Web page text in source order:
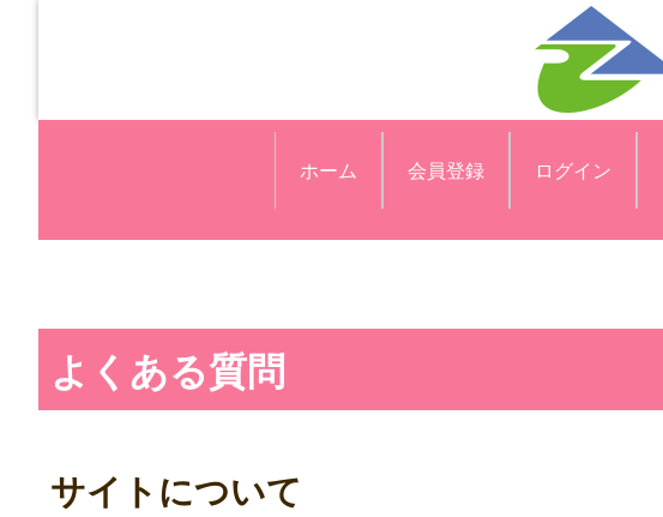
ホーム 会員登録 ログイン
よくある質問
サイトについて